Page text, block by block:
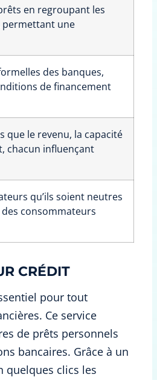
en regroupant les
permettant une
des banques,
de financement
que le revenu, la capacité
chacun influençant
qu’ils soient neutres
consommateurs
CRÉDIT
pour tout
Ce service
de prêts personnels
bancaires. Grâce à un
quelques clics les